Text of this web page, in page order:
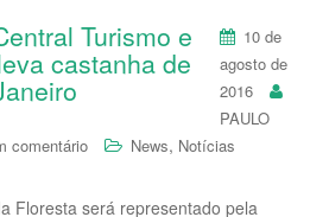
Turismo e
castanha de
10 de
agosto de
2016
PAULO
comentário News, Notícias
Floresta será representado pela